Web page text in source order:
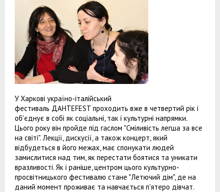
У Харкові україно-італійський
фестиваль ДАНТЕFEST проходить вже в четвертий рік і
об'єднує в собі як соціальні, так і культурні напрямки.
Цього року він пройде під гаслом "Сміливість легша за все
на світі". Лекції, дискусії, а також концерт, який
відбудеться в його межах, має спонукати людей
замислитися над тим, як перестати боятися та уникати
вразливості. Як і раніше, центром цього культурно-
просвітницького фестивалю стане "Летючий дім", де на
даний момент проживає та навчається п'ятеро дівчат.